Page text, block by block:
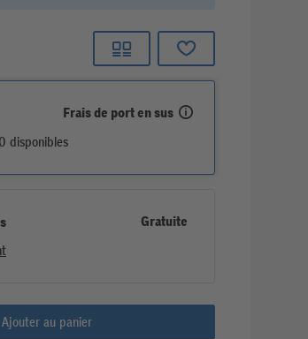
Frais de port en sus
disponibles
Gratuite
Ajouter au panier